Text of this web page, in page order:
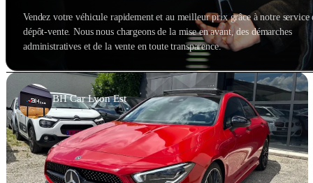
Vendez votre véhicule rapidement et au meilleur prix grâce à notre service
dépôt-vente. Nous nous chargeons de la mise en avant, des démarches
administratives et de la vente en toute transparence.
BH Car Lyon Est